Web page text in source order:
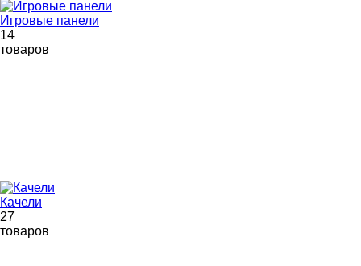
Игровые панели
14
товаров
Качели
27
товаров